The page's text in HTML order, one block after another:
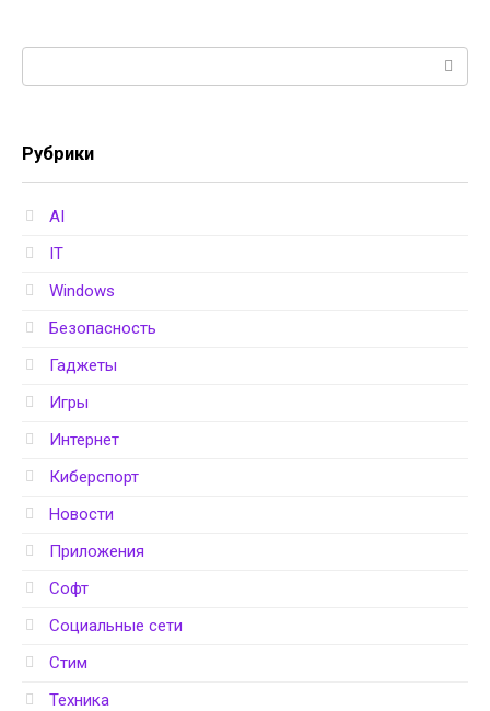
Рубрики
AI
IT
Windows
Безопасность
Гаджеты
Игры
Интернет
Киберспорт
Новости
Приложения
Софт
Социальные сети
Стим
Техника